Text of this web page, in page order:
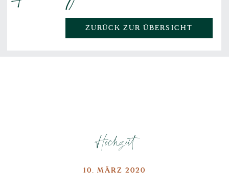
ZURÜCK ZUR ÜBERSICHT
Hochzeit
10. MÄRZ 2020